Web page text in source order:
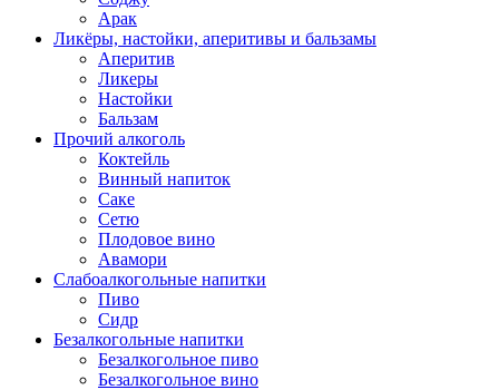
Арак
Ликёры, настойки, аперитивы и бальзамы
Аперитив
Ликеры
Настойки
Бальзам
Прочий алкоголь
Коктейль
Винный напиток
Саке
Сетю
Плодовое вино
Авамори
Слабоалкогольные напитки
Пиво
Сидр
Безалкогольные напитки
Безалкогольное пиво
Безалкогольное вино